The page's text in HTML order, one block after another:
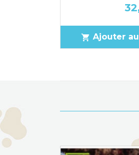
Prix
shopping_cart Ajouter